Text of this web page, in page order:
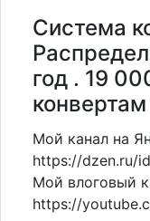
Система
год . 19
конвертам
Мой канал на
https://dzen.ru/
Мой влоговый
https://